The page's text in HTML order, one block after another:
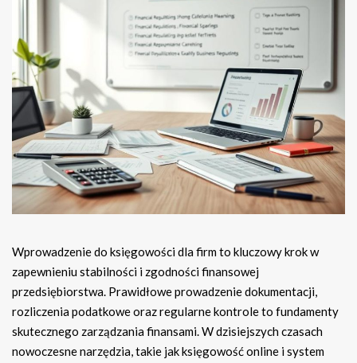
Wprowadzenie do księgowości dla firm to kluczowy krok w
zapewnieniu stabilności i zgodności finansowej
przedsiębiorstwa. Prawidłowe prowadzenie dokumentacji,
rozliczenia podatkowe oraz regularne kontrole to fundamenty
skutecznego zarządzania finansami. W dzisiejszych czasach
nowoczesne narzędzia, takie jak księgowość online i system